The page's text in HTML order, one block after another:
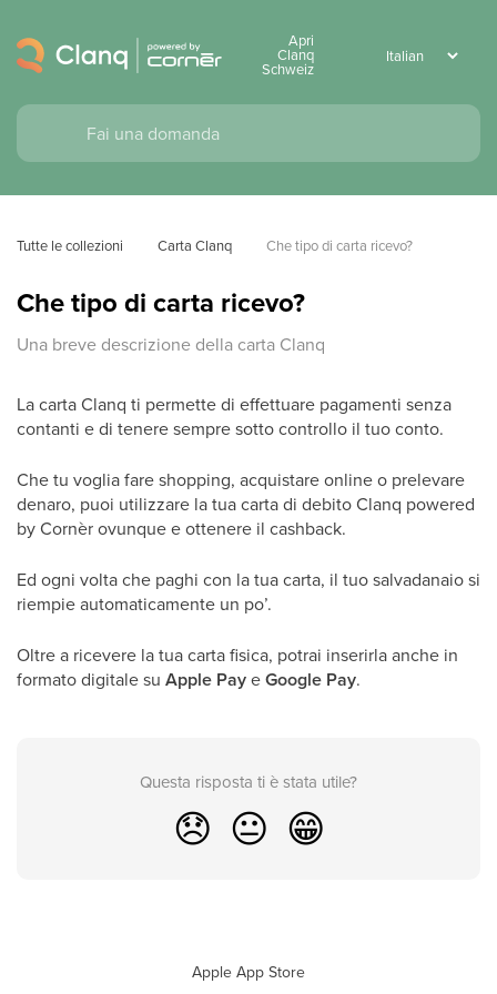
Apri
Clanq
Schweiz
Tutte le collezioni Carta Clanq Che tipo di carta ricevo?
Che tipo di carta ricevo?
Una breve descrizione della carta Clanq
La carta Clanq ti permette di effettuare pagamenti senza
contanti e di tenere sempre sotto controllo il tuo conto.
Che tu voglia fare shopping, acquistare online o prelevare
denaro, puoi utilizzare la tua carta di debito Clanq powered
by Cornèr ovunque e ottenere il cashback.
Ed ogni volta che paghi con la tua carta, il tuo salvadanaio si
riempie automaticamente un po’.
Oltre a ricevere la tua carta fisica, potrai inserirla anche in
formato digitale su Apple PayeGoogle Pay.
Questa risposta ti è stata utile?
😞 😐 😁
Apple App Store